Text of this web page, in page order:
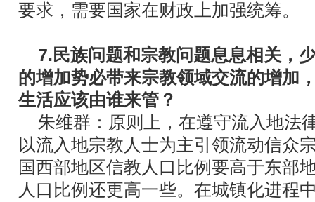
要求，需要国家在财政上加强统筹。
7.民族问题和宗教问题息息相关，
的增加势必带来宗教领域交流的增加
生活应该由谁来管？
朱维群：原则上，在遵守流入地法
以流入地宗教人士为主引领流动信众
国西部地区信教人口比例要高于东部
人口比例还更高一些。在城镇化进程